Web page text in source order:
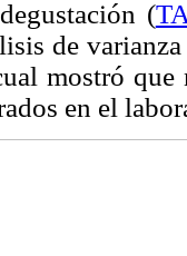
(
de
mostró que
en el